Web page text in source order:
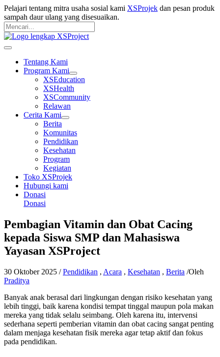
Langsung
ke
konten
Pelajari tentang mitra usaha sosial kami XSProjek dan pesan produk
sampah daur ulang yang disesuaikan.
Pencarian
untuk:
Mencari
Main
Tentang Kami
Program Kami
XSEducation
XSHealth
XSCommunity
Relawan
Cerita Kami
Berita
Komunitas
Pendidikan
Kesehatan
Program
Kegiatan
Toko XSProjek
Hubungi kami
Donasi
Donasi
Pembagian Vitamin dan Obat Cacing
kepada Siswa SMP dan Mahasiswa
Yayasan XSProject
30 Oktober 2025 /Pendidikan , Acara , Kesehatan , Berita /Oleh
Praditya
Banyak anak berasal dari lingkungan dengan risiko kesehatan yang
lebih tinggi, baik karena kondisi tempat tinggal maupun pola makan
mereka yang tidak selalu seimbang. Oleh karena itu, intervensi
sederhana seperti pemberian vitamin dan obat cacing sangat penting
dalam menjaga kesehatan fisik mereka agar tetap aktif dan fokus
pada pendidikan.